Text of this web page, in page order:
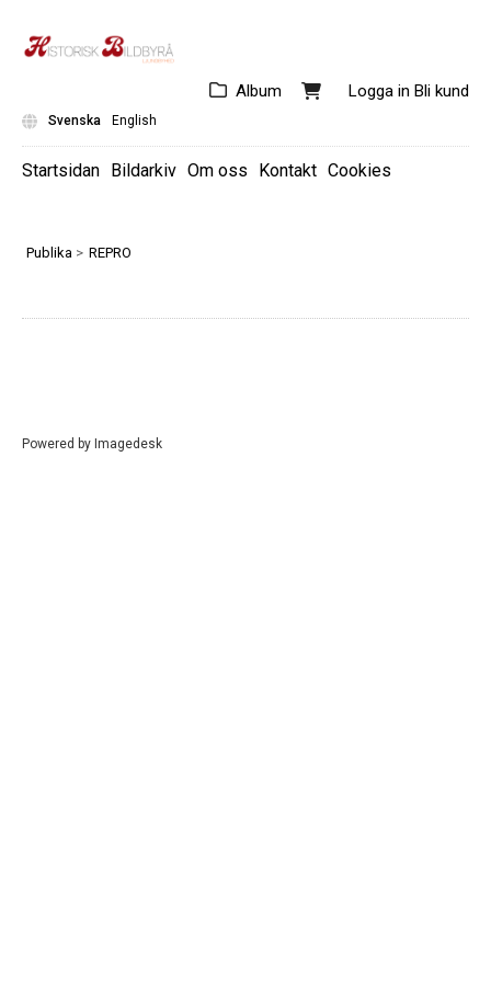
Logga in Bli kund
Album
Svenska English
Startsidan Bildarkiv Om oss Kontakt Cookies
Publika > REPRO
AFFISCHER/REKLAM
TIDNINGAR/BÖCKER/TRYCK
Powered by Imagedesk